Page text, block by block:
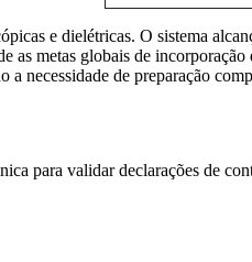
e dielétricas. O sistema
as metas globais de
necessidade de preparação
para validar declarações de